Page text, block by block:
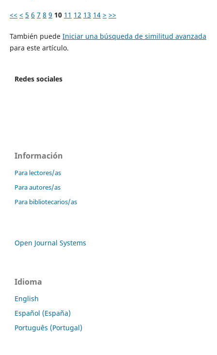
<< < 5 6 7 8 9 10 11 12 13 14 > >>
También puede Iniciar una búsqueda de similitud avanzada
para este artículo.
Redes sociales
Información
Para lectores/as
Para autores/as
Para bibliotecarios/as
Open Journal Systems
Idioma
English
Español (España)
Português (Portugal)